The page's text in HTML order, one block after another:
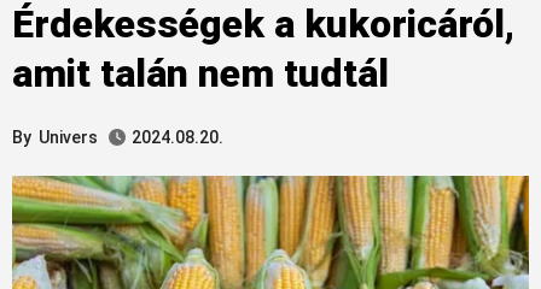
Érdekességek a kukoricáról,
amit talán nem tudtál
By Univers 2024.08.20.